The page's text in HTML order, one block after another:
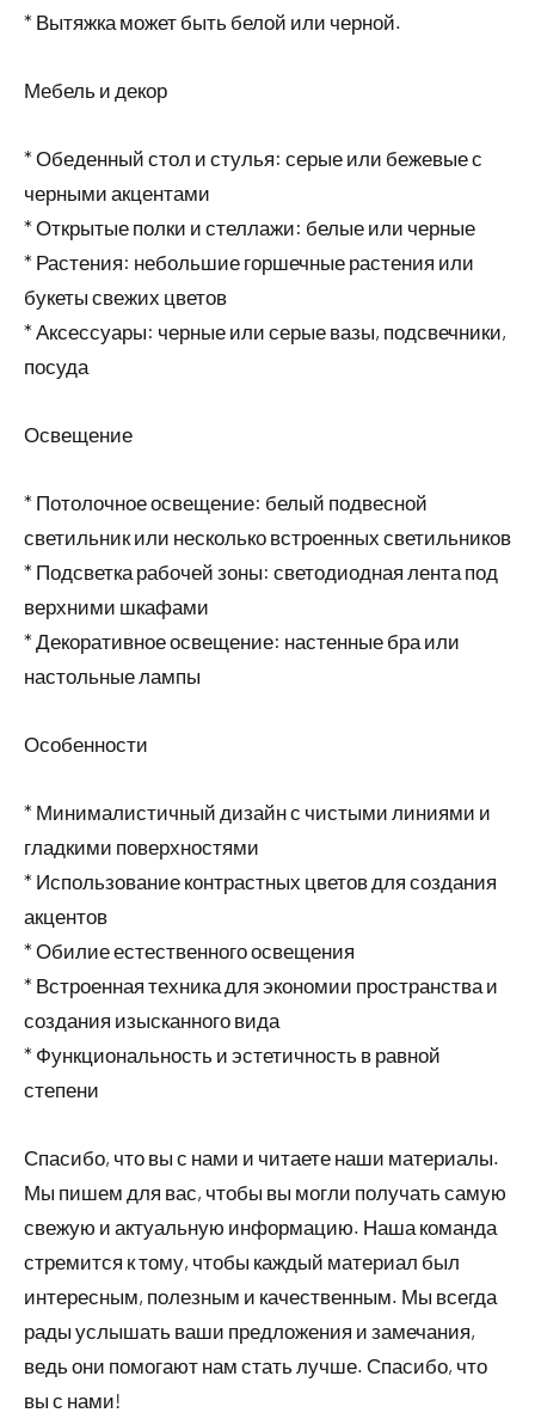
* Вытяжка может быть белой или черной.
Мебель и декор
* Обеденный стол и стулья: серые или бежевые с
черными акцентами
* Открытые полки и стеллажи: белые или черные
* Растения: небольшие горшечные растения или
букеты свежих цветов
* Аксессуары: черные или серые вазы, подсвечники,
посуда
Освещение
* Потолочное освещение: белый подвесной
светильник или несколько встроенных светильников
* Подсветка рабочей зоны: светодиодная лента под
верхними шкафами
* Декоративное освещение: настенные бра или
настольные лампы
Особенности
* Минималистичный дизайн с чистыми линиями и
гладкими поверхностями
* Использование контрастных цветов для создания
акцентов
* Обилие естественного освещения
* Встроенная техника для экономии пространства и
создания изысканного вида
* Функциональность и эстетичность в равной
степени
Спасибо, что вы с нами и читаете наши материалы.
Мы пишем для вас, чтобы вы могли получать самую
свежую и актуальную информацию. Наша команда
стремится к тому, чтобы каждый материал был
интересным, полезным и качественным. Мы всегда
рады услышать ваши предложения и замечания,
ведь они помогают нам стать лучше. Спасибо, что
вы с нами!